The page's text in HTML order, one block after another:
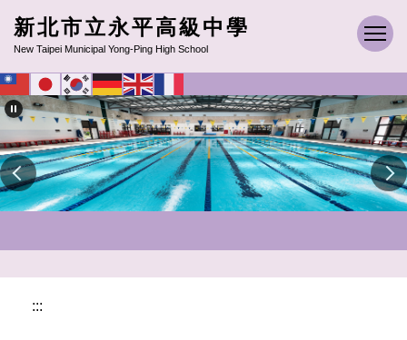
跳
到
主
要
內
容
區
新北市立永平高級中學
New Taipei Municipal Yong-Ping High School
:::